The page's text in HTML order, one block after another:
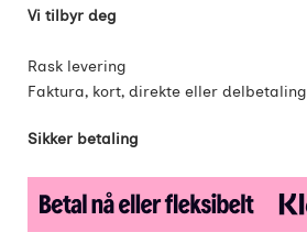
Vi tilbyr deg
Rask levering
Faktura, kort, direkte eller delbetaling
Sikker betaling